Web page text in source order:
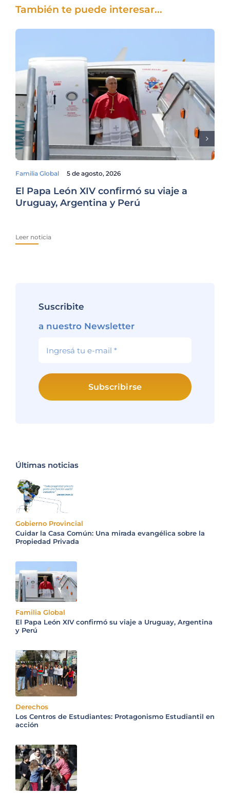
También te puede interesar...
Familia Global 5 de agosto, 2026
El Papa León XIV confirmó su viaje a
Uruguay, Argentina y Perú
Leer noticia
Suscribite
a nuestro Newsletter
Subscribirse
Últimas noticias
Gobierno Provincial
Cuidar la Casa Común: Una mirada evangélica sobre la
Propiedad Privada
Familia Global
El Papa León XIV confirmó su viaje a Uruguay, Argentina
y Perú
Derechos
Los Centros de Estudiantes: Protagonismo Estudiantil en
acción